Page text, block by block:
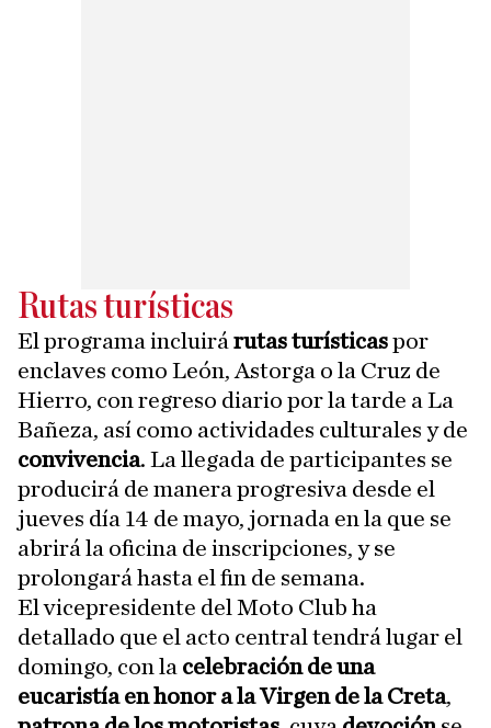
Rutas turísticas
El programa incluirá rutas turísticaspor
enclaves como León, Astorga o la Cruz de
Hierro, con regreso diario por la tarde a La
Bañeza, así como actividades culturales y de
convivencia. La llegada de participantes se
producirá de manera progresiva desde el
jueves día 14 de mayo, jornada en la que se
abrirá la oficina de inscripciones, y se
prolongará hasta el fin de semana.
El vicepresidente del Moto Club ha
detallado que el acto central tendrá lugar el
domingo, con la celebración de una
eucaristía en honor a la Virgen de la Creta,